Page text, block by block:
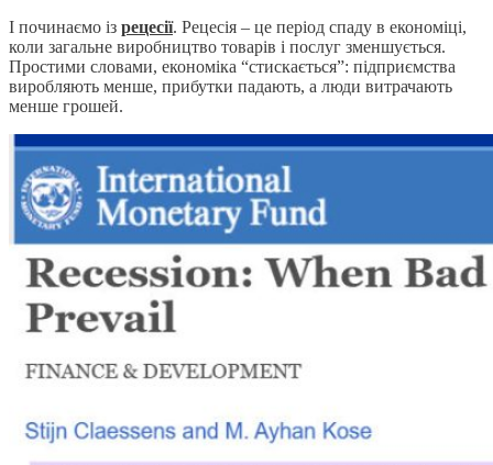
І починаємо із рецесії. Рецесія – це період спаду в економіці,
коли загальне виробництво товарів і послуг зменшується.
Простими словами, економіка “стискається”: підприємства
виробляють менше, прибутки падають, а люди витрачають
менше грошей.